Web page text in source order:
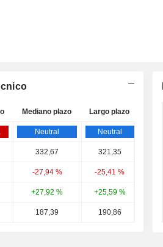
Mediano plazo Largo plazo
Neutral Neutral
332,67 321,35
-27,94 % -25,41 %
+27,92 % +25,59 %
187,39 190,86